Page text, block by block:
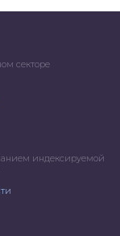
секторе
индексируемой